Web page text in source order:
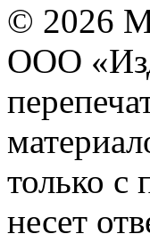
© 2026
ООО
только с
несет